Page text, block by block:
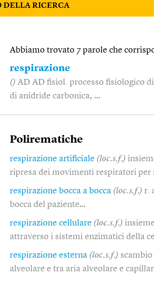
DELLA RICERCA
Abbiamo trovato 7 parole che
respirazione
() AD AD fisiol. processo fisiologico
di anidride carbonica, …
Polirematiche
respirazione artificiale (loc.s.f.)
ripresa dei movimenti respiratori
respirazione bocca a bocca (loc.s.f.) r.
bocca del paziente…
respirazione cellulare (loc.s.f.)
attraverso i sistemi enzimatici della
respirazione esterna (loc.s.f.)
alveolare e tra aria alveolare e